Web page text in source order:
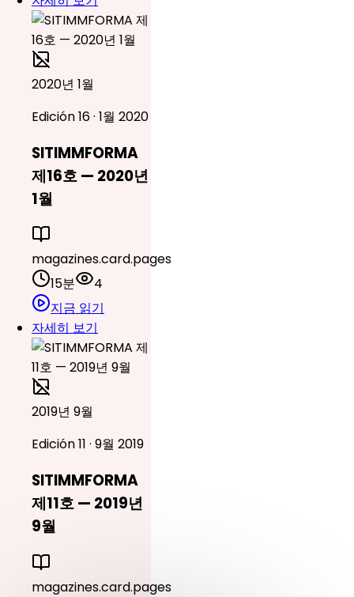
2020년 1월
Edición 16 · 1월 2020
SITIMMFORMA
제16호 — 2020년
1월
magazines.card.pages
15분
4
지금 읽기
자세히 보기
2019년 9월
Edición 11 · 9월 2019
SITIMMFORMA
제11호 — 2019년
9월
magazines.card.pages